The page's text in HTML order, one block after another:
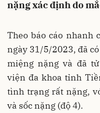
nặng xác định do
Theo báo cáo nhanh
ngày 31/5/2023, đã
miệng nặng và đã
viện đa khoa tỉnh
tình trạng rất nặng,
và sốc nặng (độ 4).